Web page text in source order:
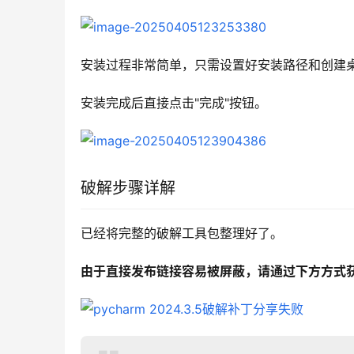
安装过程非常简单，只需设置好安装路径和创建
安装完成后直接点击"完成"按钮。
破解步骤详解
已经将完整的破解工具包整理好了。
由于直接发布链接容易被屏蔽，请通过下方方式